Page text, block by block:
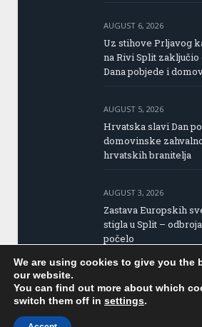
AUGUST 6, 2026
Uz stihove Prljavog
na Rivi Split zaključio
Dana pobjede i
AUGUST 5, 2026
Hrvatska slavi Dan
domovinske
hrvatskih branitelja
AUGUST 3, 2026
Zastava Europskih
stigla u Split –
počelo
Copyright © 2015 Portal Splita |
We are using cookies to give you the
our website.
You can find out more about which
switch them off in settings.